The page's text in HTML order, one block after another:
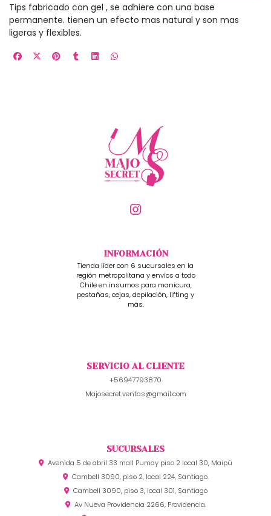
Tips fabricado con gel , se adhiere con una base
permanente. tienen un efecto mas natural y son mas
ligeras y flexibles.
INFORMACIÓN
Tienda líder con 6 sucursales en la
región metropolitana y envíos a todo
Chile en insumos para manicura,
pestañas, cejas, depilación, lifting y
más.
SERVICIO AL CLIENTE
+56947793870
Majosecret.ventas@gmail.com
SUCURSALES
Avenida 5 de abril 33 mall Pumay piso 2 local 30, Maipú
Cambell 3090, piso 2, local 224, Santiago.
Cambell 3090, piso 3, local 301, Santiago
Av Nueva Providencia 2266, Providencia.